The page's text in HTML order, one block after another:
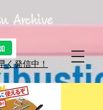
く発信中！
Archive